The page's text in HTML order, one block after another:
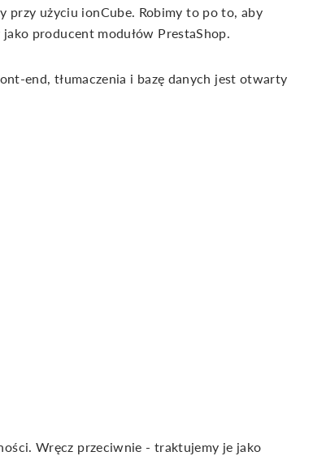
przy użyciu ionCube. Robimy to po to, aby
producent modułów PrestaShop.
end, tłumaczenia i bazę danych jest otwarty
Wręcz przeciwnie - traktujemy je jako